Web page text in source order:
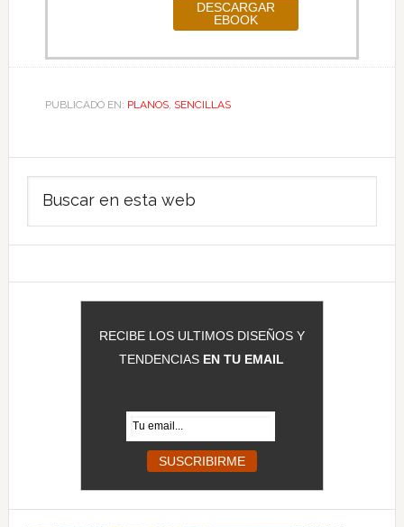
PUBLICADO EN: PLANOS, SENCILLAS
Barra
lateral
principal
RECIBE LOS ULTIMOS DISEÑOS Y
TENDENCIAS EN TU EMAIL